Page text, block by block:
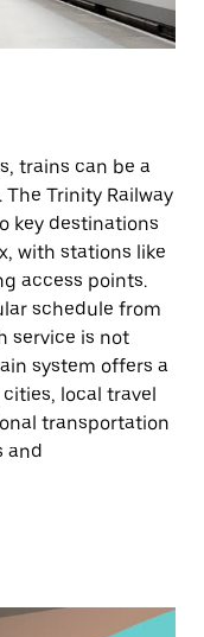
trains can be a
Trinity Railway
key destinations
with stations like
access points.
schedule from
service is not
system offers a
local travel
transportation
and